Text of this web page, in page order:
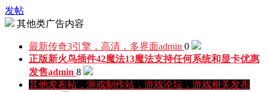
发帖
其他类广告内容
最新传奇3引擎，高清，多界面admin 0
正版新火鸟插件42魔法13魔法支持任何系统和显卡优惠
发售admin 8
其他发布站，游戏制作站，游戏论坛，游戏相关发布